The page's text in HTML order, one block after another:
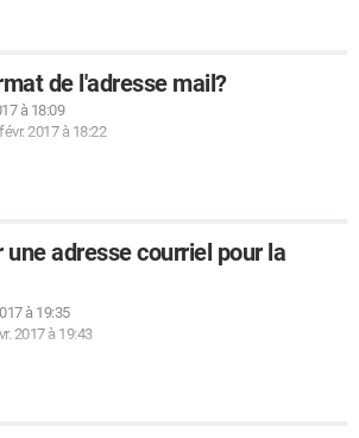
de l'adresse mail?
à 18:09
2017 à 18:22
adresse courriel pour la
à 19:35
2017 à 19:43